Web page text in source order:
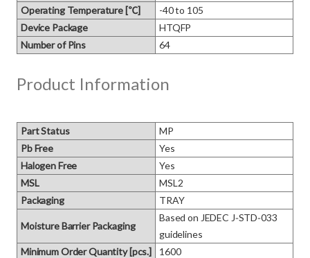
Operating Temperature [℃]
-40 to 105
Device Package
HTQFP
Number of Pins
64
Product Information
Part Status
MP
Pb Free
Yes
Halogen Free
Yes
MSL
MSL2
Packaging
TRAY
Moisture Barrier Packaging
Based on JEDEC J‑STD‑033
guidelines
Minimum Order Quantity [pcs.]
1600